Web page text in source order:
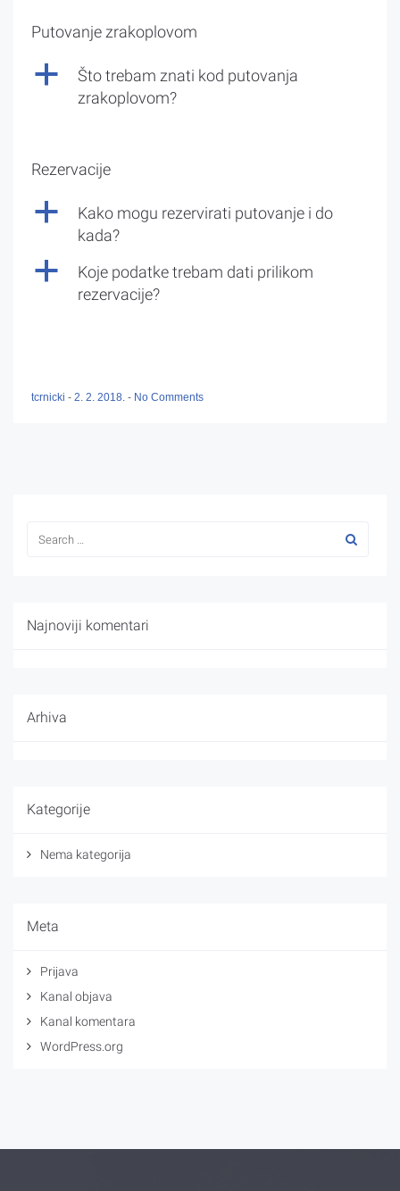
Putovanje zrakoplovom
a
Što trebam znati kod putovanja
zrakoplovom?
Rezervacije
a
Kako mogu rezervirati putovanje i do
kada?
a
Koje podatke trebam dati prilikom
rezervacije?
tcrnicki - 2. 2. 2018. - No Comments
Najnoviji komentari
Arhiva
Kategorije
Nema kategorija
Meta
Prijava
Kanal objava
Kanal komentara
WordPress.org